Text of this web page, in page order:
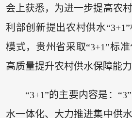
会上获悉，为进一步提高农
利部创新提出农村供水
模式，贵州省采取“3+1”标准
高质量提升农村供水保障能力
“3+1”的主要内容是：
水一体化、大力推进集中供